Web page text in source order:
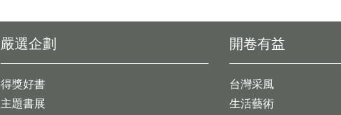
開卷有益
台灣采風
生活藝術
嚴選企劃
得獎好書
主題書展